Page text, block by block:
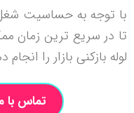
با توجه به حساسیت
تا در سریع ترین زمان
لوله بازکنی بازار را
تماس با ما :